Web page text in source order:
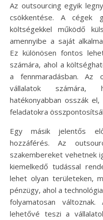
Az outsourcing egyik
csökkentése. A cégek
költségekkel működő
amennyibe a saját
Ez különösen fontos
számára, ahol a
a fennmaradásban. Az
vállalatok számára,
hatékonyabban osszák
feladatokra
Egy másik jelentős
hozzáférés. Az
szakembereket vehetnek
kiemelkedő tudással
lehet olyan területeken,
pénzügy, ahol a
folyamatosan
lehetővé teszi a